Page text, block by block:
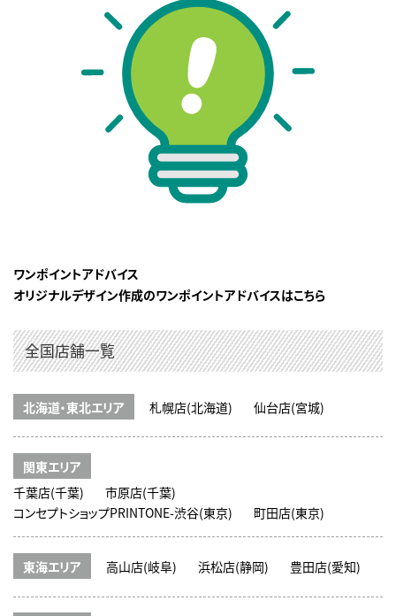
ワンポイントアドバイス
オリジナルデザイン作成のワンポイントアドバイスはこちら
全国店舗一覧
北海道・東北エリア 札幌店(北海道) 仙台店(宮城)
関東エリア
千葉店(千葉)
市原店(千葉)
コンセプトショップPRINTONE-渋谷(東京)
町田店(東京)
東海エリア 高山店(岐阜) 浜松店(静岡) 豊田店(愛知)